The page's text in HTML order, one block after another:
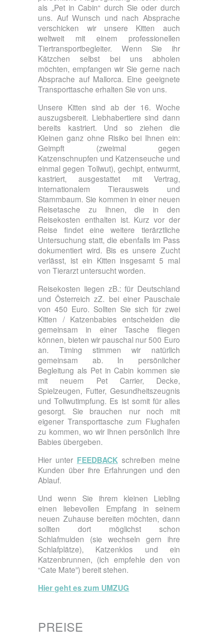
als „Pet in Cabin“ durch Sie oder durch
uns. Auf Wunsch und nach Absprache
verschicken wir unsere Kitten auch
weltweit mit einem professionellen
Tiertransportbegleiter. Wenn Sie ihr
Kätzchen selbst bei uns abholen
möchten, empfangen wir Sie gerne nach
Absprache auf Mallorca. Eine geeignete
Transporttasche erhalten Sie von uns.
Unsere Kitten sind ab der 16. Woche
auszugsbereit. Liebhabertiere sind dann
bereits kastriert. Und so ziehen die
Kleinen ganz ohne Risiko bei Ihnen ein:
Geimpft (zweimal gegen
Katzenschnupfen und Katzenseuche und
einmal gegen Tollwut), gechipt, entwurmt,
kastriert, ausgestattet mit Vertrag,
internationalem Tierausweis und
Stammbaum. Sie kommen in einer neuen
Reisetasche zu Ihnen, die in den
Reisekosten enthalten ist. Kurz vor der
Reise findet eine weitere tierärztliche
Untersuchung statt, die ebenfalls im Pass
dokumentiert wird. Bis es unsere Zucht
verlässt, ist ein Kitten insgesamt 5 mal
von Tierarzt untersucht worden.
Reisekosten liegen zB.: für Deutschland
und Österreich zZ. bei einer Pauschale
von 450 Euro. Sollten Sie sich für zwei
Kitten / Katzenbabies entscheiden die
gemeinsam in einer Tasche fliegen
können, bieten wir pauschal nur 500 Euro
an. Timing stimmen wir natürlich
gemeinsam ab. In persönlicher
Begleitung als Pet in Cabin kommen sie
mit neuem Pet Carrier, Decke,
Spielzeugen, Futter, Gesundheitszeugnis
und Tollwutimpfung. Es ist somit für alles
gesorgt. Sie brauchen nur noch mit
eigener Transporttasche zum Flughafen
zu kommen, wo wir Ihnen persönlich Ihre
Babies übergeben.
Hier unter FEEDBACK schreiben meine
Kunden über ihre Erfahrungen und den
Ablauf.
Und wenn Sie ihrem kleinen Liebling
einen liebevollen Empfang in seinem
neuen Zuhause bereiten möchten, dann
sollten dort möglichst schon
Schlafmulden (sie wechseln gern ihre
Schlafplätze), Katzenklos und ein
Katzenbrunnen, (ich empfehle den von
“Cate Mate”) bereit stehen.
Hier geht es zum UMZUG
PREISE